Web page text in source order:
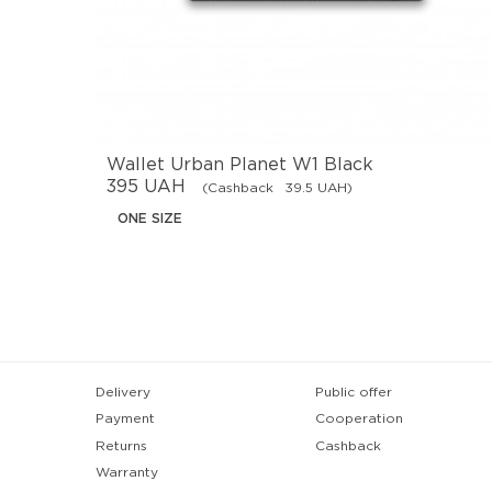
Wallet Urban Planet W1 Black
395 UAH
(Cashback 39.5 UAH)
ONE SIZE
Delivery
Payment
Returns
Warranty
Public offer
Cooperation
Cashback